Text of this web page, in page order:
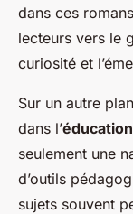
dans ces
lecteurs vers le
curiosité et
Sur un autre
dans l’éducation
seulement une
d’outils
sujets souvent